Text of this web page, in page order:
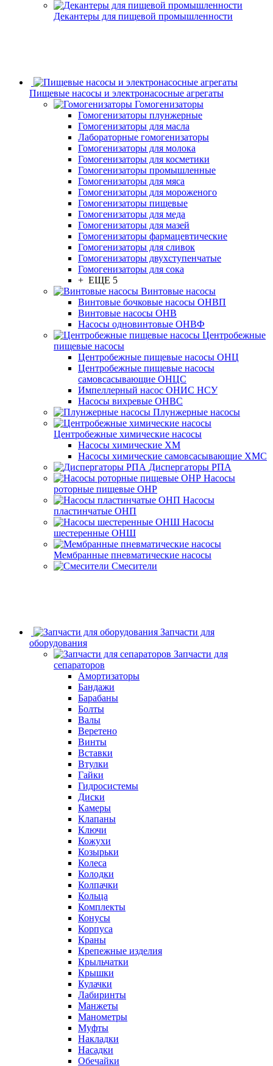
Декантеры для пищевой промышленности
Пищевые насосы и электронасосные агрегаты
Гомогенизаторы
Гомогенизаторы плунжерные
Гомогенизаторы для масла
Лабораторные гомогенизаторы
Гомогенизаторы для молока
Гомогенизаторы для косметики
Гомогенизаторы промышленные
Гомогенизаторы для мяса
Гомогенизаторы для мороженого
Гомогенизаторы пищевые
Гомогенизаторы для меда
Гомогенизаторы для мазей
Гомогенизаторы фармацевтические
Гомогенизаторы для сливок
Гомогенизаторы двухступенчатые
Гомогенизаторы для сока
+ ЕЩЕ 5
Винтовые насосы
Винтовые бочковые насосы ОНВП
Винтовые насосы ОНВ
Насосы одновинтовые ОНВФ
Центробежные
пищевые насосы
Центробежные пищевые насосы ОНЦ
Центробежные пищевые насосы
самовсасывающие ОНЦС
Импеллерный насос ОНИС НСУ
Насосы вихревые ОНВС
Плунжерные насосы
Центробежные химические насосы
Насосы химические ХМ
Насосы химические самовсасывающие ХМС
Диспергаторы РПА
Насосы
роторные пищевые ОНР
Насосы
пластинчатые ОНП
Насосы
шестеренные ОНШ
Мембранные пневматические насосы
Смесители
Запчасти для
оборудования
Запчасти для
сепараторов
Амортизаторы
Бандажи
Барабаны
Болты
Валы
Веретено
Винты
Вставки
Втулки
Гайки
Гидросистемы
Диски
Камеры
Клапаны
Ключи
Кожухи
Козырьки
Колеса
Колодки
Колпачки
Кольца
Комплекты
Конусы
Корпуса
Краны
Крепежные изделия
Крыльчатки
Крышки
Кулачки
Лабиринты
Манжеты
Манометры
Муфты
Накладки
Насадки
Обечайки